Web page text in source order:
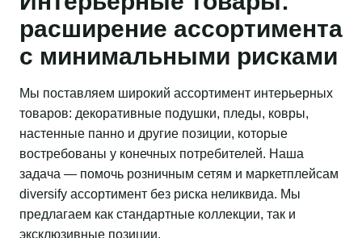
расширение ассортимента
с минимальными рисками
Мы поставляем широкий ассортимент интерьерных
товаров: декоративные подушки, пледы, ковры,
настенные панно и другие позиции, которые
востребованы у конечных потребителей. Наша
задача — помочь розничным сетям и маркетплейсам
diversify ассортимент без риска неликвида. Мы
предлагаем как стандартные коллекции, так и
эксклюзивные позиции.